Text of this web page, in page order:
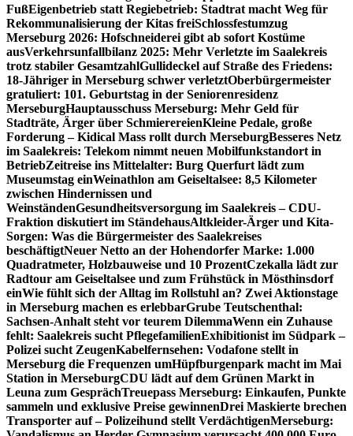
FußEigenbetrieb statt Regiebetrieb: Stadtrat macht Weg für
Rekommunalisierung der Kitas freiSchlossfestumzug
Merseburg 2026: Hofschneiderei gibt ab sofort Kostüme
ausVerkehrsunfallbilanz 2025: Mehr Verletzte im Saalekreis
trotz stabiler GesamtzahlGullideckel auf Straße des Friedens:
18-Jähriger in Merseburg schwer verletztOberbürgermeister
gratuliert: 101. Geburtstag in der Seniorenresidenz
MerseburgHauptausschuss Merseburg: Mehr Geld für
Stadträte, Ärger über SchmierereienKleine Pedale, große
Forderung – Kidical Mass rollt durch MerseburgBesseres Netz
im Saalekreis: Telekom nimmt neuen Mobilfunkstandort in
BetriebZeitreise ins Mittelalter: Burg Querfurt lädt zum
Museumstag einWeinathlon am Geiseltalsee: 8,5 Kilometer
zwischen Hindernissen und
WeinständenGesundheitsversorgung im Saalekreis – CDU-
Fraktion diskutiert im StändehausAltkleider-Ärger und Kita-
Sorgen: Was die Bürgermeister des Saalekreises
beschäftigtNeuer Netto an der Hohendorfer Marke: 1.000
Quadratmeter, Holzbauweise und 10 ProzentCzekalla lädt zur
Radtour am Geiseltalsee und zum Frühstück in Mösthinsdorf
einWie fühlt sich der Alltag im Rollstuhl an? Zwei Aktionstage
in Merseburg machen es erlebbarGrube Teutschenthal:
Sachsen-Anhalt steht vor teurem DilemmaWenn ein Zuhause
fehlt: Saalekreis sucht PflegefamilienExhibitionist im Südpark –
Polizei sucht ZeugenKabelfernsehen: Vodafone stellt in
Merseburg die Frequenzen umHüpfburgenpark macht im Mai
Station in MerseburgCDU lädt auf dem Grünen Markt in
Leuna zum GesprächTreuepass Merseburg: Einkaufen, Punkte
sammeln und exklusive Preise gewinnenDrei Maskierte brechen
Transporter auf – Polizeihund stellt VerdächtigenMerseburg: